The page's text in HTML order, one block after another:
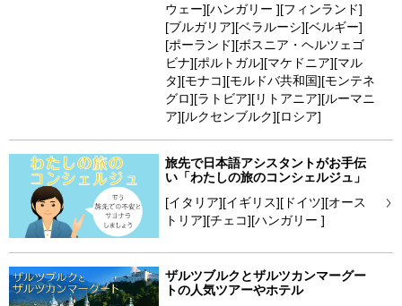
ウェー][ハンガリー ][フィンランド]
[ブルガリア][ベラルーシ][ベルギー]
[ポーランド][ボスニア・ヘルツェゴ
ビナ][ポルトガル][マケドニア][マル
タ][モナコ][モルドバ共和国][モンテネ
グロ][ラトビア][リトアニア][ルーマニ
ア][ルクセンブルク][ロシア]
旅先で日本語アシスタントがお手伝
い「わたしの旅のコンシェルジュ」
[イタリア][イギリス][ドイツ][オース
トリア][チェコ][ハンガリー ]
ザルツブルクとザルツカンマーグー
トの人気ツアーやホテル